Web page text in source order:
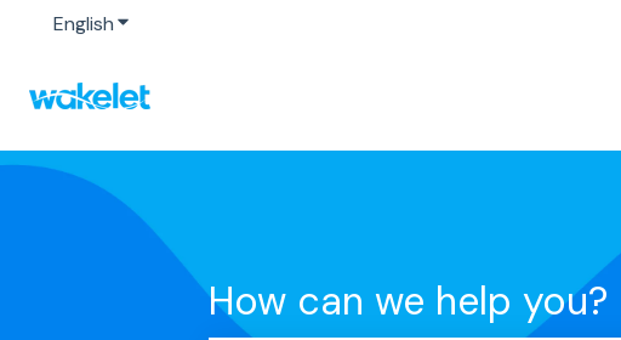
EnglishShow submenu for translations
How can we help you?